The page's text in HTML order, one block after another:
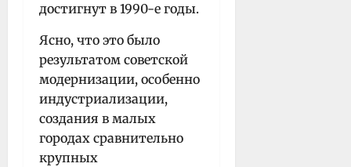
достигнут в 1990-е годы.
Ясно, что это было
результатом советской
модернизации, особенно
индустриализации,
создания в малых
городах сравнительно
крупных